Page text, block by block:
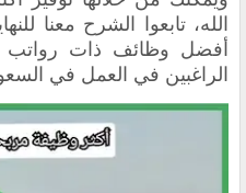
الله، تابعوا الشرح معنا
أفضل وظائف ذات رواتب
الراغبين في العمل في